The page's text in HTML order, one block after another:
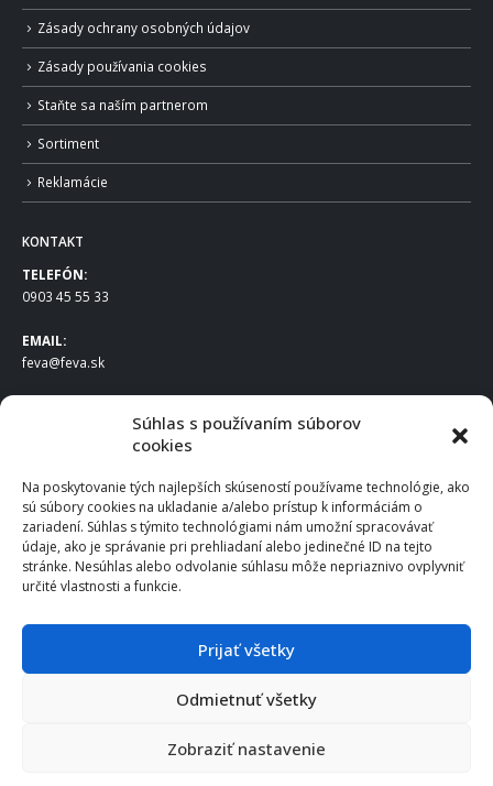
Súhlas s používaním súborov
cookies
Na poskytovanie tých najlepších skúseností používame technológie, ako
sú súbory cookies na ukladanie a/alebo prístup k informáciám o
zariadení. Súhlas s týmito technológiami nám umožní spracovávať
údaje, ako je správanie pri prehliadaní alebo jedinečné ID na tejto
stránke. Nesúhlas alebo odvolanie súhlasu môže nepriaznivo ovplyvniť
určité vlastnosti a funkcie.
Prijať všetky
Odmietnuť všetky
Zobraziť nastavenie
Zásady ochrany osobných údajov
Zásady používania cookies
Staňte sa naším partnerom
Sortiment
Reklamácie
KONTAKT
TELEFÓN:
0903 45 55 33
EMAIL:
feva@feva.sk
FEVA Slovakia SK s.r.o.
831 04 Bratislava
IČO: 50922688
DIČ: 2120539388
IČ DPH: SK2120539388
Po – Pia: 8:00 – 16:30